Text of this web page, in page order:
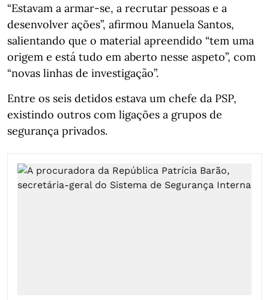
“Estavam a armar-se, a recrutar pessoas e a
desenvolver ações”, afirmou Manuela Santos,
salientando que o material apreendido “tem uma
origem e está tudo em aberto nesse aspeto”, com
“novas linhas de investigação”.
Entre os seis detidos estava um chefe da PSP,
existindo outros com ligações a grupos de
segurança privados.